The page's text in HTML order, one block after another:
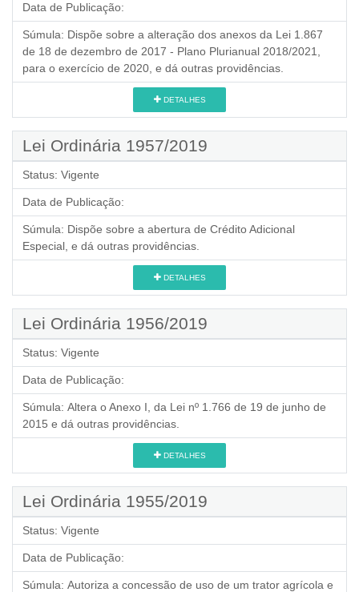
Data de Publicação:
Súmula: Dispõe sobre a alteração dos anexos da Lei 1.867
de 18 de dezembro de 2017 - Plano Plurianual 2018/2021,
para o exercício de 2020, e dá outras providências.
DETALHES
Lei Ordinária 1957/2019
Status: Vigente
Data de Publicação:
Súmula: Dispõe sobre a abertura de Crédito Adicional
Especial, e dá outras providências.
DETALHES
Lei Ordinária 1956/2019
Status: Vigente
Data de Publicação:
Súmula: Altera o Anexo I, da Lei nº 1.766 de 19 de junho de
2015 e dá outras providências.
DETALHES
Lei Ordinária 1955/2019
Status: Vigente
Data de Publicação:
Súmula: Autoriza a concessão de uso de um trator agrícola e